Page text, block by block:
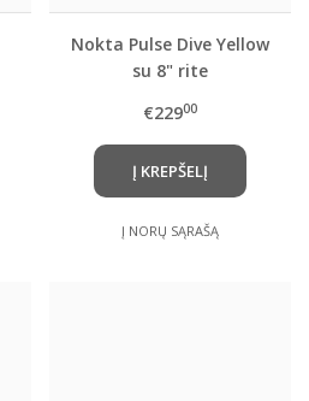
Nokta Pulse Dive Yellow
su 8" rite
€22900
Į KREPŠELĮ
Į NORŲ SĄRAŠĄ